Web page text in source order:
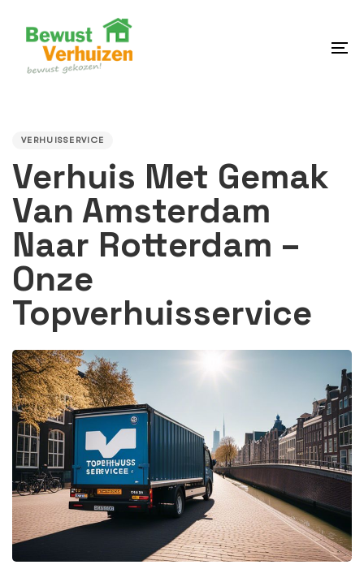
content
VERHUISSERVICE
Verhuis Met Gemak
Van Amsterdam
Naar Rotterdam –
Onze
Topverhuisservice